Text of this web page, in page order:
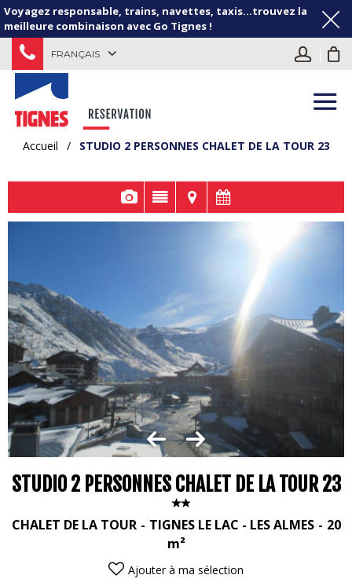
Voyagez responsable, trains, navettes, taxis...trouvez la
meilleure combinaison avec Go Tignes !
FRANÇAIS
Accueil / STUDIO 2 PERSONNES CHALET DE LA TOUR 23
STUDIO 2 PERSONNES CHALET DE LA TOUR 23
CHALET DE LA TOUR TIGNES LE LAC - LES ALMES
20
m²
Ajouter à ma sélection